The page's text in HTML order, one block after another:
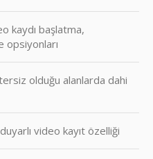
kaydı başlatma,
opsiyonları
olduğu alanlarda dahi
video kayıt özelliği